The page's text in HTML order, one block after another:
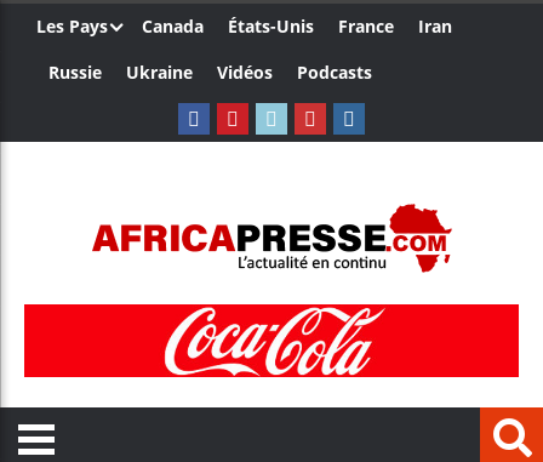
Les Pays Canada États-Unis France
Iran
Russie
Ukraine Vidéos Podcasts